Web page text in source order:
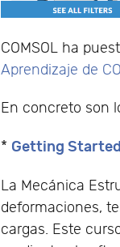
COMSOL ha
Aprendizaje de
En concreto son
* Getting
La Mecánica
deformaciones,
cargas. Este